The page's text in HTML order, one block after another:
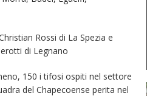
Rossi di La Spezia e
di Legnano
150 i tifosi ospiti nel settore
del Chapecoense perita nel